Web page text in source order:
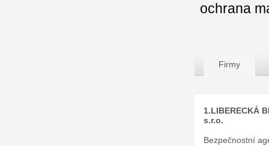
ochrana
Firmy
1.LIBERECKÁ
s.r.o.
Bezpečnostní